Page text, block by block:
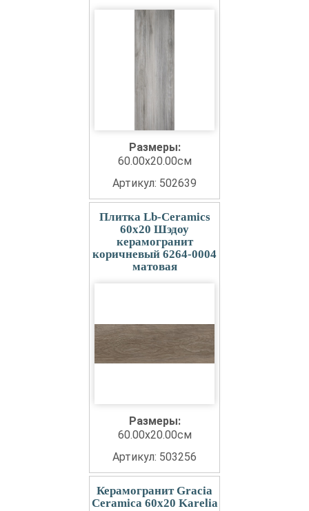
Размеры:
60.00x20.00см
Артикул: 502639
Плитка Lb-Ceramics
60x20 Шэдоу
керамогранит
коричневый 6264-0004
матовая
Размеры:
60.00x20.00см
Артикул: 503256
Керамогранит Gracia
Ceramica 60x20 Karelia